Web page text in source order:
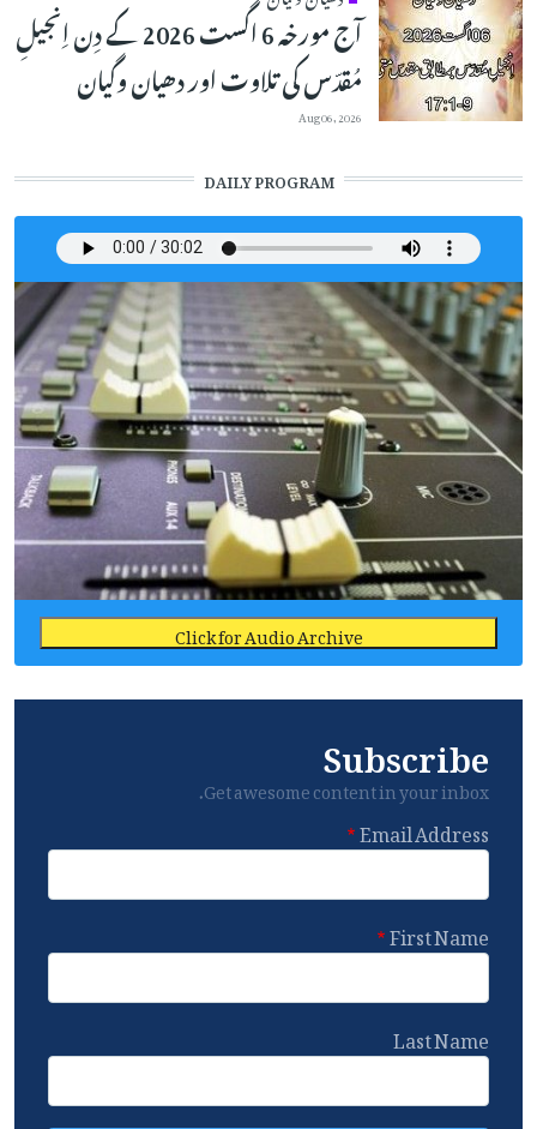
آج مورخہ 6 اگست 2026 کے دِن اِنجیلِ
مُقدّس کی تلاوت اور دھیان وگیان
Aug 06, 2026
DAILY PROGRAM
Click for Audio Archive
Subscribe
Get awesome content in your inbox.
Email Address
First Name
Last Name